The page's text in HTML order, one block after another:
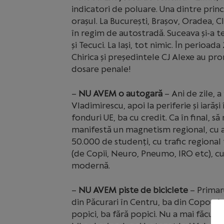
indicatori de poluare. Una dintre
orașul. La București, Brașov, Oradea,
în regim de autostradă. Suceava și-a
și Tecuci. La Iași, tot nimic. În
Chirica și președintele CJ Alexe au
dosare penale!
– NU AVEM o autogară– Ani de zile,
Vladimirescu, apoi la periferie și
fonduri UE, ba cu credit. Ca în final,
manifestă un magnetism regional, cu
50.000 de studenți, cu trafic
(de Copii, Neuro, Pneumo, IRO etc),
modernă.
– NU AVEM piste de biciclete–
din Păcurari în Centru, ba din Copou
popici, ba fără popici. Nu a mai făcut